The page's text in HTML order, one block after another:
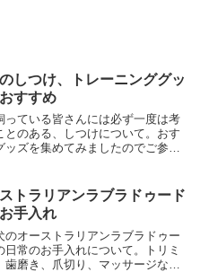
しつけ、トレーニンググッ
すすめ
っている皆さんには必ず一度は考
とのある、しつけについて。おす
ッズを集めてみましたのでご参考
トラリアンラブラドゥード
手入れ
のオーストラリアンラブラドゥー
日常のお手入れについて。トリミ
歯磨き、爪切り、マッサージなど